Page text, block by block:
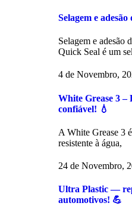
Selagem e
Selagem e adesão
Quick Seal é um
4 de Novembro,
White Grease 3 –
confiável! 💧
A White Grease 3
resistente à água,
24 de Novembro,
Ultra Plastic —
automotivos! 💪